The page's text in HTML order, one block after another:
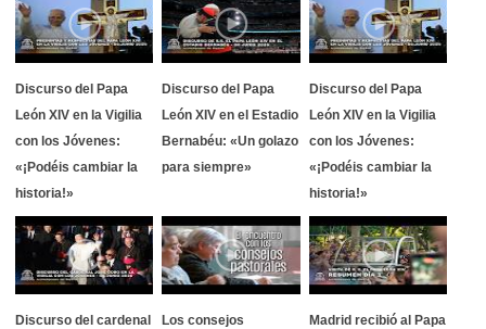
Discurso del Papa
León XIV en la Vigilia
con los Jóvenes:
«¡Podéis cambiar la
historia!»
Discurso del Papa
León XIV en el Estadio
Bernabéu: «Un golazo
para siempre»
Discurso del Papa
León XIV en la Vigilia
con los Jóvenes:
«¡Podéis cambiar la
historia!»
Discurso del cardenal
Los consejos
Madrid recibió al Papa